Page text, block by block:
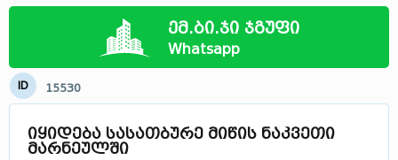
საქართველოში
ემ.ბი.ჯი ჯგუფი
Whatsapp
ID 15530
იყიდება სასათბურე მიწის ნაკვეთი
მარნეულში